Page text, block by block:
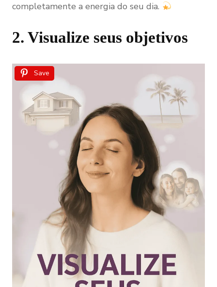
completamente a energia do seu dia.
2. Visualize seus objetivos
Save